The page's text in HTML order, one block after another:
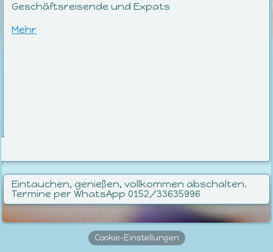
Geschäftsreisende und Expats
Mehr
Eintauchen, genießen, vollkommen abschalten.
Termine per WhatsApp 0152/33635996
Cookie-Einstellungen